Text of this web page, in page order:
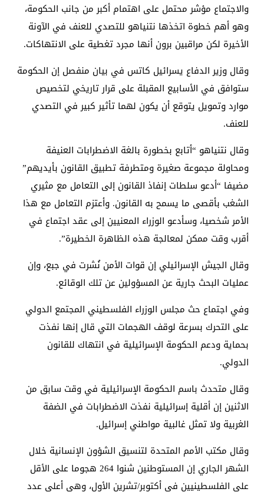
والاجتماع مؤشر محتمل على اهتمام أكبر من جانب الحكومة،
وهو أهم خطوة اتخذها نتنياهو للتصدي للعنف في الآونة
الأخيرة لكن مراقبين برون أنها مجرد تغطية على الانتهاكات.
وقال وزير الدفاع يسرائيل كاتس في بيان منفصل إن الحكومة
ستوافق في الأسابيع المقبلة على قرار تاريخي لتخصيص
موارد وتمويل يتوقع أن يكون لهما تأثير كبير في التصدي
للعنف.
وقال نتنياهو “أتابع بخطورة بالغة الاضطرابات العنيفة
ومحاولة مجموعة صغيرة ومتطرفة تطبيق القانون بأيديهم”
مضيفا “أدعو سلطات إنفاذ القانون إلى التعامل مع مثيري
الشغب بأقصى ما يسمح به القانون. وأعتزم التعامل مع هذا
الأمر شخصيا، وسأدعو الوزراء المعنيين إلى عقد اجتماع في
أقرب وقت ممكن لمعالجة هذه الظاهرة الخطيرة”.
وقال الجيش الإسرائيلي إن قوات الأمن نُشرت في جبع، وإن
عمليات البحث جارية عن المسؤولين عن تلك الوقائع.
وفي اجتماع حث مجلس الوزراء الفلسطيني المجتمع الدولي
على التحرك بسرعة لوقف الهجمات التي قال إنها نفذت
بحماية ودعم الحكومة الإسرائيلية في انتهاك للقانون
الدولي.
وقال متحدث باسم الحكومة الإسرائيلية في وقت سابق من
الاثنين إن أقلية إسرائيلية نفذت الاضطرابات في الضفة
الغربية ولا تمثل غالبية مواطني إسرائيل.
وقال مكتب الأمم المتحدة لتنسيق الشؤون الإنسانية خلال
الشهر الجاري إن المستوطنين شنوا 264 هجوما على الأقل
على الفلسطينيين في أكتوبر/تشرين الأول، وهي أعلى عدد